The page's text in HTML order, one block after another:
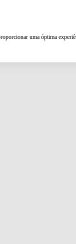
uma óptima